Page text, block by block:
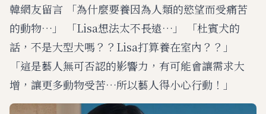
韓網友留言 「為什麼要養因為人類的慾望而受痛苦
的動物…」 「Lisa想法太不長遠…」 「杜賓犬的
話，不是大型犬嗎？？Lisa打算養在室內？？」
「這是藝人無可否認的影響力，有可能會讓需求大
增，讓更多動物受苦…所以藝人得小心行動！」